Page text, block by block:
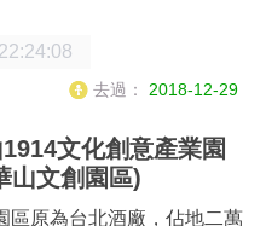
去過： 2018-12-29
文化創意產業園
山文創園區)
區原為台北酒廠，佔地二萬